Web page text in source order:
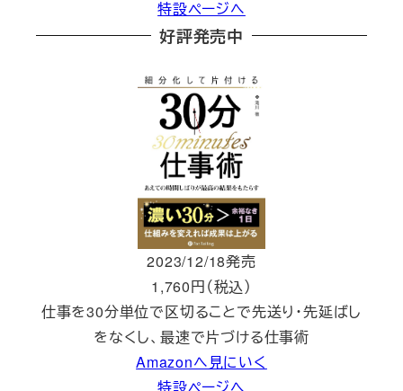
特設ページへ
好評発売中
2023/12/18発売
1,760円（税込）
仕事を30分単位で区切ることで先送り・先延ばし
をなくし、最速で片づける仕事術
Amazonへ見にいく